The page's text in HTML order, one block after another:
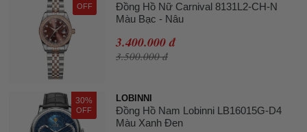
OFF
Đồng Hồ Nữ Carnival 8131L2-CH-N
Màu Bạc - Nâu
3.400.000 đ
3.500.000 đ
30%
OFF
LOBINNI
Đồng Hồ Nam Lobinni LB16015G-D4
Màu Xanh Đen